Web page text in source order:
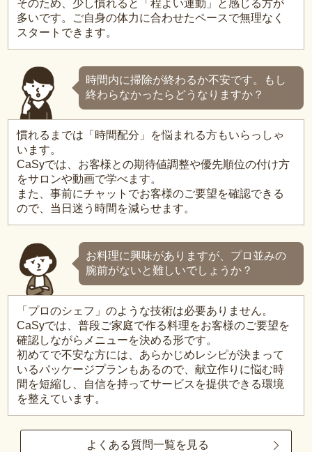
そのため、少し慣れると「程よい運動」と感じる方が
多いです。ご自身の体力に合わせたペースで無理なく
スタートできます。
時間内に掃除が終わるか不安です。もし
終わらなかったらどうなりますか？
慣れるまでは「時間配分」を悩まれる方もいらっしゃ
います。
CaSyでは、お客様との期待値調整や優先順位の付け方
をサロンや動画で学べます。
また、事前にチャットでお客様のご要望を確認できる
ので、当日迷う時間を減らせます。
お料理に興味がありますが、プロ並みの
腕前がないと難しいでしょうか？
「プロのシェフ」のような技術は必要ありません。
CaSyでは、普段ご家庭で作る料理をお客様のご要望を
確認しながらメニューを決める形です。
初めてで不安な方には、あらかじめレシピが決まって
いるパッケージプランもあるので、献立作りに悩む時
間を短縮し、自信を持ってサービスを提供できる環境
を整えています。
よくある質問一覧を見る